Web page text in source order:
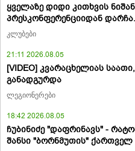
ყველაზე დიდი კითხვის
პრესკონფერენციიდან
კლუბები
21:11 2026.08.05
[VIDEO] კვარაცხელიას
განადგურდა
ლეგიონერები
18:42 2026.08.05
ჩუბინიძე "დაფრინავს" -
შანსი "ბორნმუთის" ქართველ